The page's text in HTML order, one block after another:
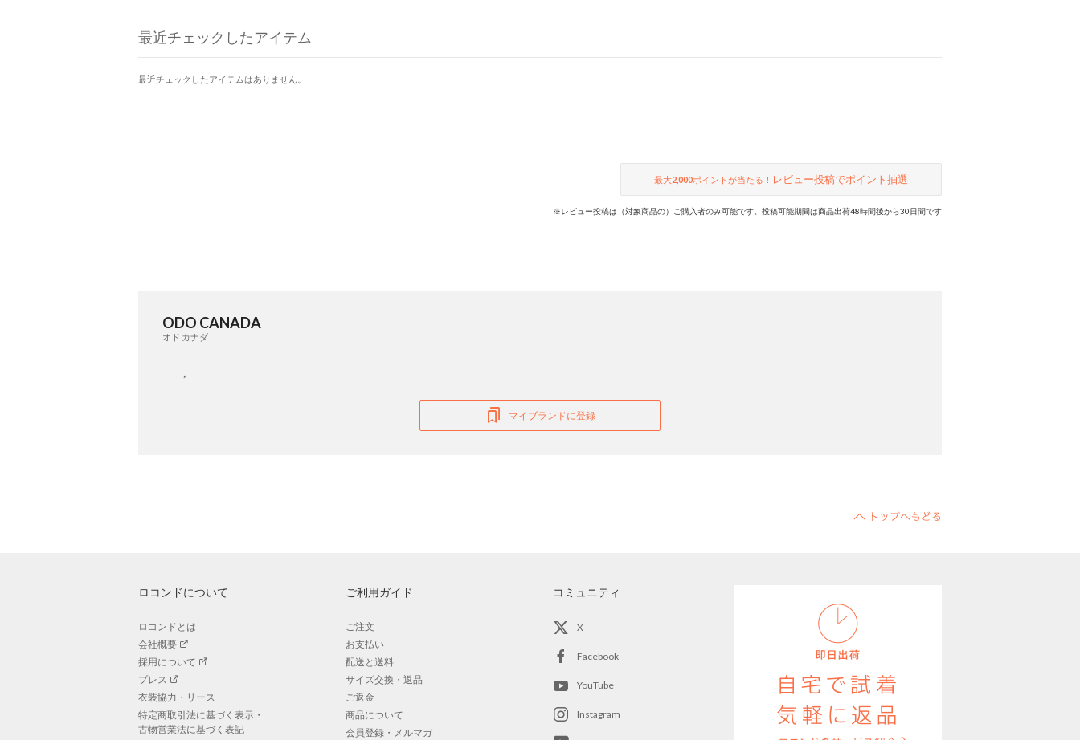
最近チェックしたアイテム
最近チェックしたアイテムはありません。
最大2,000ポイントが当たる！ レビュー投稿でポイント抽選
※レビュー投稿は（対象商品の）ご購入者のみ可能です。投稿可能期間は商品出荷48時間後から30日間です
ODO CANADA
オド カナダ
マイブランドに登録
ロコンドについて
ロコンドとは
会社概要
採用について
プレス
衣装協力・リース
特定商取引法に基づく表示・
古物営業法に基づく表記
ご利用ガイド
ご注文
お支払い
配送と送料
サイズ交換・返品
ご返金
商品について
会員登録・メルマガ
コミュニティ
X
Facebook
YouTube
Instagram